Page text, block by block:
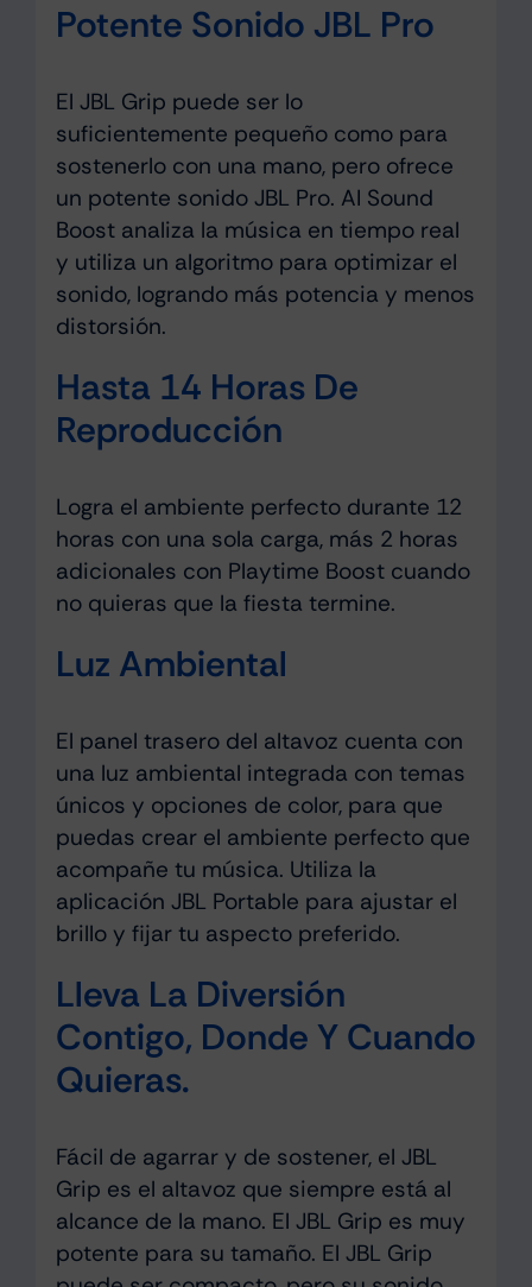
Potente Sonido JBL Pro
El JBL Grip puede ser lo
suficientemente pequeño como para
sostenerlo con una mano, pero ofrece
un potente sonido JBL Pro. AI Sound
Boost analiza la música en tiempo real
y utiliza un algoritmo para optimizar el
sonido, logrando más potencia y menos
distorsión.
Hasta 14 Horas De
Reproducción
Logra el ambiente perfecto durante 12
horas con una sola carga, más 2 horas
adicionales con Playtime Boost cuando
no quieras que la fiesta termine.
Luz Ambiental
El panel trasero del altavoz cuenta con
una luz ambiental integrada con temas
únicos y opciones de color, para que
puedas crear el ambiente perfecto que
acompañe tu música. Utiliza la
aplicación JBL Portable para ajustar el
brillo y fijar tu aspecto preferido.
Lleva La Diversión
Contigo, Donde Y Cuando
Quieras.
Fácil de agarrar y de sostener, el JBL
Grip es el altavoz que siempre está al
alcance de la mano. El JBL Grip es muy
potente para su tamaño. El JBL Grip